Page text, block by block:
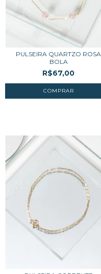
PULSEIRA QUARTZO ROSA
BOLA
R$67,00